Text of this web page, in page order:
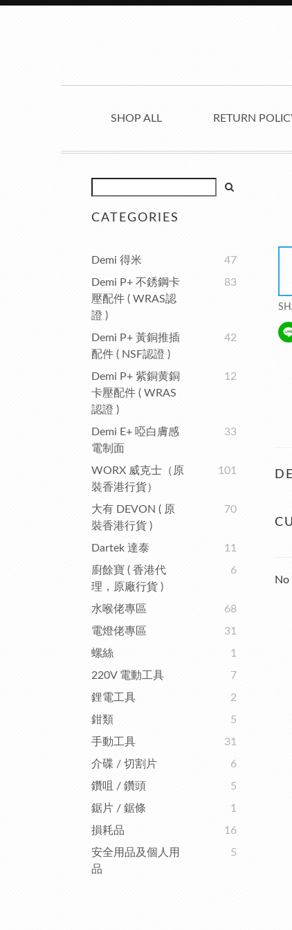
SHOP ALL RETURN
CATEGORIES
Demi 得米
47
Demi P+ 不銹鋼卡
壓配件 ( WRAS認
證 )
83
Demi P+ 黃銅推插
配件 ( NSF認證 )
42
Demi P+ 紫銅黄銅
卡壓配件 ( WRAS
認證 )
12
Demi E+ 啞白膚感
電制面
33
WORX 威克士（原
裝香港行貨）
101
大有 DEVON ( 原
裝香港行貨 )
70
Dartek 達泰
11
廚餘寶 ( 香港代
理，原廠行貨 )
6
水喉佬專區
68
電燈佬專區
31
螺絲
1
220V 電動工具
7
鋰電工具
2
鉗類
5
手動工具
31
介碟 / 切割片
6
鑽咀 / 鑽頭
5
鋸片 / 鋸條
1
損耗品
16
安全用品及個人用
品
5